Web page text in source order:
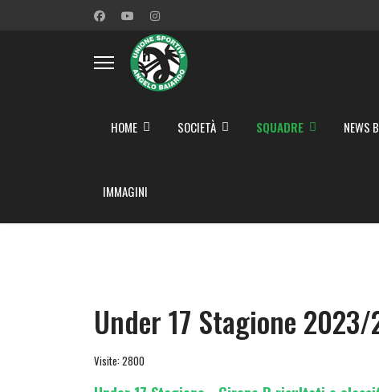
HOME SOCIETÀ SQUADRE NEWS
IMMAGINI
Under 17 Stagione
Visite: 2800